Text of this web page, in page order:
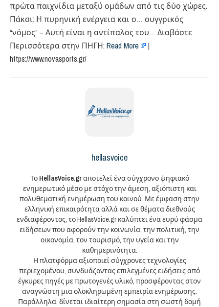
πρώτα παιχνίδια μεταξύ ομάδων από τις δύο χώρες.
Πάκσι: Η πυρηνική ενέργεια και ο… ουγγρικός
“νόμος” – Αυτή είναι η αντίπαλος του… Διαβάστε
Περισσότερα στην ΠΗΓΗ: Read More
|
https://www.novasports.gr/
hellasvoice
Το HellasVoice.grαποτελεί ένα σύγχρονο ψηφιακό
ενημερωτικό μέσο με στόχο την άμεση, αξιόπιστη και
πολυθεματική ενημέρωση του κοινού. Με έμφαση στην
ελληνική επικαιρότητα αλλά και σε θέματα διεθνούς
ενδιαφέροντος, το HellasVoice.gr καλύπτει ένα ευρύ φάσμα
ειδήσεων που αφορούν την κοινωνία, την πολιτική, την
οικονομία, τον τουρισμό, την υγεία και την
καθημερινότητα.
Η πλατφόρμα αξιοποιεί σύγχρονες τεχνολογίες
περιεχομένου, συνδυάζοντας επιλεγμένες ειδήσεις από
έγκυρες πηγές με πρωτογενές υλικό, προσφέροντας στον
αναγνώστη μια ολοκληρωμένη εμπειρία ενημέρωσης.
Παράλληλα, δίνεται ιδιαίτερη σημασία στη σωστή δομή